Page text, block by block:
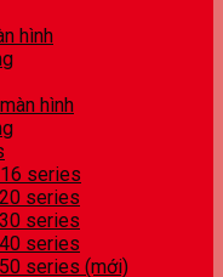
hình
hình
series
series
series
series
series (mới)